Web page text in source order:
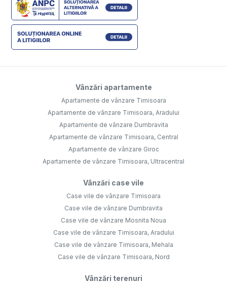
Vânzări apartamente
Apartamente de vânzare Timisoara
Apartamente de vânzare Timisoara, Aradului
Apartamente de vânzare Dumbravita
Apartamente de vânzare Timisoara, Central
Apartamente de vânzare Giroc
Apartamente de vânzare Timisoara, Ultracentral
Vânzări case vile
Case vile de vânzare Timisoara
Case vile de vânzare Dumbravita
Case vile de vânzare Mosnita Noua
Case vile de vânzare Timisoara, Aradului
Case vile de vânzare Timisoara, Mehala
Case vile de vânzare Timisoara, Nord
Vânzări terenuri